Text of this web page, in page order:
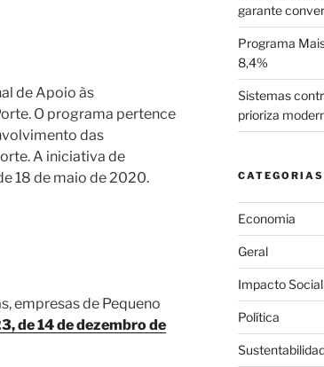
de Apoio às
O programa pertence
das
A iniciativa de
18 de maio de 2020.
empresas de Pequeno
de 14 de dezembro de
garante
Programa
8,4%
Sistemas
prioriza
CATEGORIAS
Economia
Geral
Impacto Social
Política